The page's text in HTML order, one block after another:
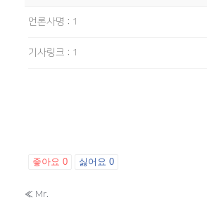
언론사명 : 1
기사링크 : 1
좋아요 0 싫어요 0
« Mr.